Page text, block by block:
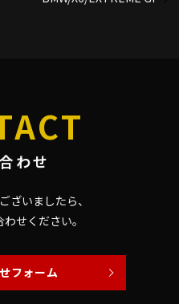
わせ
ざいましたら、
せください。
フォーム